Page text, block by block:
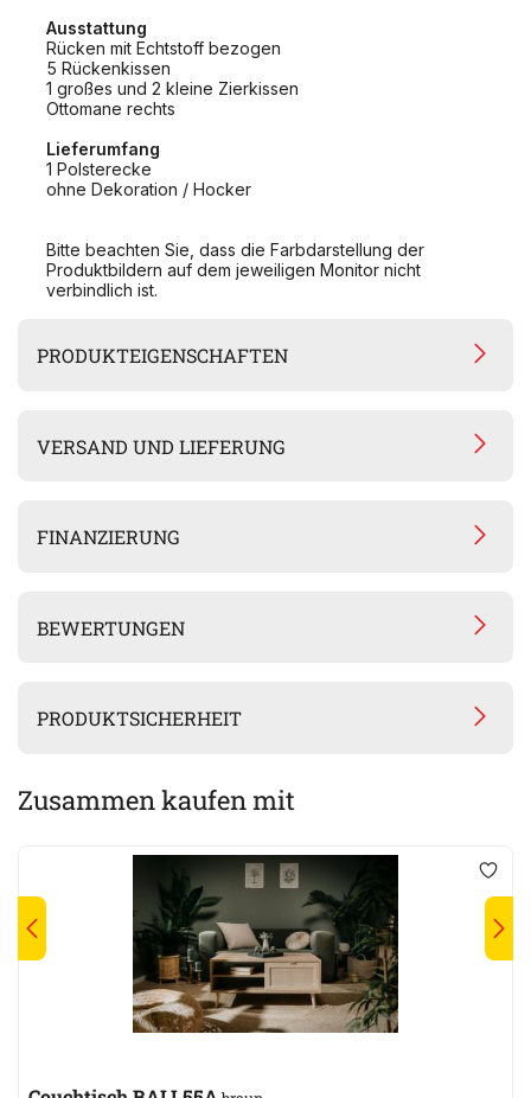
Ausstattung
Rücken mit Echtstoff bezogen
5 Rückenkissen
1 großes und 2 kleine Zierkissen
Ottomane rechts
Lieferumfang
1 Polsterecke
ohne Dekoration / Hocker
Bitte beachten Sie, dass die Farbdarstellung der
Produktbildern auf dem jeweiligen Monitor nicht
verbindlich ist.
PRODUKTEIGENSCHAFTEN
VERSAND UND LIEFERUNG
FINANZIERUNG
BEWERTUNGEN
PRODUKTSICHERHEIT
Zusammen kaufen mit